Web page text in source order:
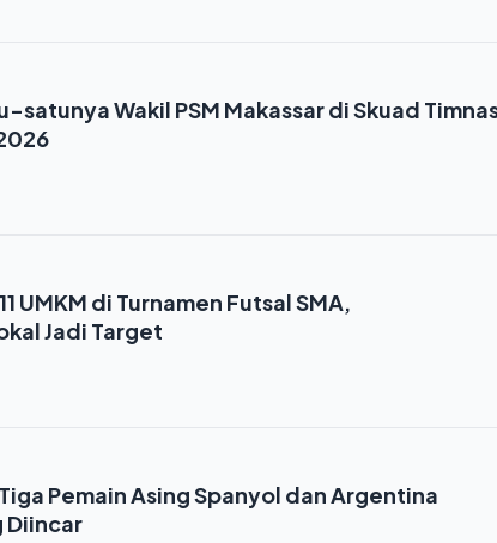
satunya Wakil PSM Makassar di Skuad
UMKM di Turnamen Futsal SMA,
Jadi Target
Pemain Asing Spanyol dan Argentina
Diincar